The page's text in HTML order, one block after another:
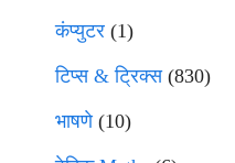
कंप्युटर (1)
टिप्स & ट्रिक्स(830)
भाषणे(10)